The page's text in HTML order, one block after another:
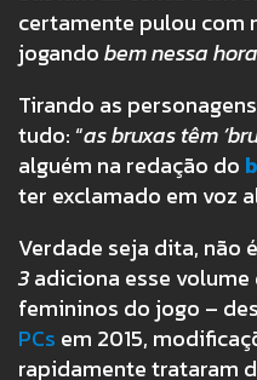
certamente pulou com
jogandobem nessa hora
Tirando as
tudo: “as bruxas têm
alguém na redação do
ter exclamado em voz
Verdade seja dita, não
3adiciona esse
femininos do jogo –
PCs em 2015,
rapidamente trataram